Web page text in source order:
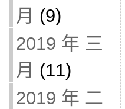
月 (9)
2019 年 三
月 (11)
2019 年 二